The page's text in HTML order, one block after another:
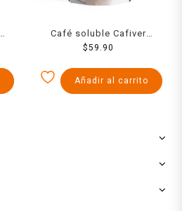
Café soluble Cafiver
Continental Doypack 96 g
$59.90
Añadir al carrito